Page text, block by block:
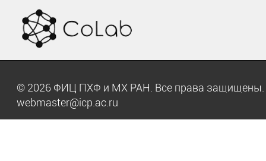
© 2026 ФИЦ ПХФ и МХ РАН. Все права
webmaster@icp.ac.ru